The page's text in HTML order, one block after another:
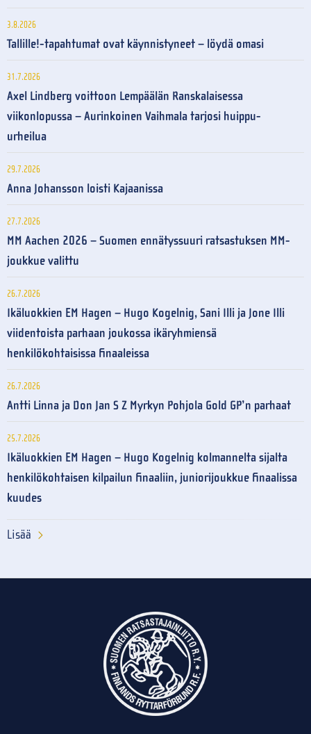
3.8.2026
Tallille!-tapahtumat ovat käynnistyneet – löydä omasi
31.7.2026
Axel Lindberg voittoon Lempäälän Ranskalaisessa
viikonlopussa – Aurinkoinen Vaihmala tarjosi huippu-
urheilua
29.7.2026
Anna Johansson loisti Kajaanissa
27.7.2026
MM Aachen 2026 – Suomen ennätyssuuri ratsastuksen MM-
joukkue valittu
26.7.2026
Ikäluokkien EM Hagen – Hugo Kogelnig, Sani Illi ja Jone Illi
viidentoista parhaan joukossa ikäryhmiensä
henkilökohtaisissa finaaleissa
26.7.2026
Antti Linna ja Don Jan S Z Myrkyn Pohjola Gold GP’n parhaat
25.7.2026
Ikäluokkien EM Hagen – Hugo Kogelnig kolmannelta sijalta
henkilökohtaisen kilpailun finaaliin, juniorijoukkue finaalissa
kuudes
Lisää